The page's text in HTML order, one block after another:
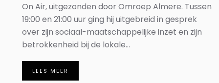
On Air, uitgezonden door Omroep Almere. Tussen
19:00 en 21:00 uur ging hij uitgebreid in gesprek
over zijn sociaal-maatschappelijke inzet en zijn
betrokkenheid bij de lokale...
LEES MEER